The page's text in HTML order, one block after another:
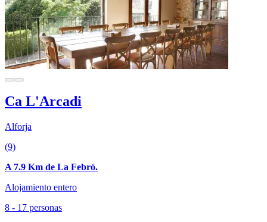
Ca L'Arcadi
Alforja
(9)
A 7.9 Km de La Febró.
Alojamiento entero
8 - 17 personas